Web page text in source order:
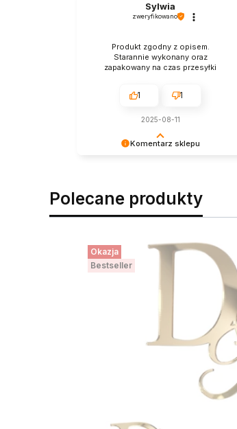
Komentarz sklepu
motywacja do działania!
Sylwia
zweryfikowano
Produkt zgodny z opisem.
Starannie wykonany oraz
zapakowany na czas przesyłki
1 1
2025-08-11
Polecane produkty
Okazja
Bestseller